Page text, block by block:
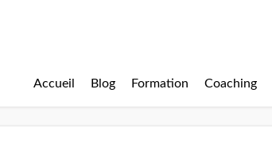
Accueil Blog Formation Coaching